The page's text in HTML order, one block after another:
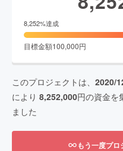
8,252%達成
目標金額100,000円
このプロジェクトは、 2020/
により 8,252,000円の資金を
ました
もう一度プ